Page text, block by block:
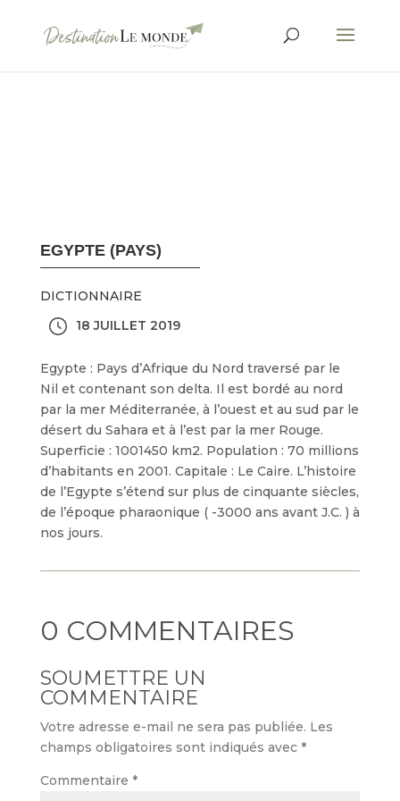
EGYPTE (PAYS)
DICTIONNAIRE
18 JUILLET 2019
Egypte : Pays d’Afrique du Nord traversé par le
Nil et contenant son delta. Il est bordé au nord
par la mer Méditerranée, à l’ouest et au sud par le
désert du Sahara et à l’est par la mer Rouge.
Superficie : 1001450 km2. Population : 70 millions
d’habitants en 2001. Capitale : Le Caire. L’histoire
de l’Egypte s’étend sur plus de cinquante siècles,
de l’époque pharaonique ( -3000 ans avant J.C. ) à
nos jours.
0 COMMENTAIRES
SOUMETTRE UN
COMMENTAIRE
Votre adresse e-mail ne sera pas publiée. Les
champs obligatoires sont indiqués avec *
Commentaire *